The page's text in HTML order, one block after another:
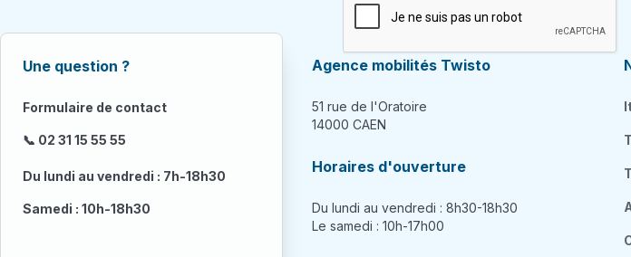
Une question ?
Formulaire de contact
📞 02 31 15 55 55
Du lundi au vendredi : 7h-18h30
Samedi : 10h-18h30
Agence mobilités Twisto
51 rue de l'Oratoire
14000 CAEN
Horaires d'ouverture
Du lundi au vendredi : 8h30-18h30
Le samedi : 10h-17h00